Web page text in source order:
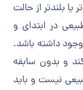
یا بلندتر از حالت
در ابتدای و
داشته باشد.
و بدون سابقه
نیست و باید